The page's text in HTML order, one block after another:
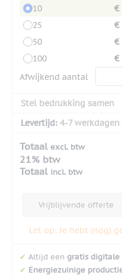
10
€
25
€
50
€
100
€
Afwijkend aantal
Stel bedrukking samen
Levertijd: 4-7 werkdagen
Totaal excl. btw
21% btw
Totaal incl. btw
Vrijblijvende offerte
Let op: Je hebt (nog)
✔ Altijd een gratis digitale
✔ Energiezuinige